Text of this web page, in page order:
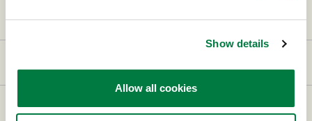
Show details
Allow all cookies
公司信息
研究及开发